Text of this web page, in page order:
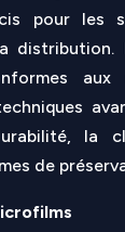
pour les
distribution.
aux
la
de